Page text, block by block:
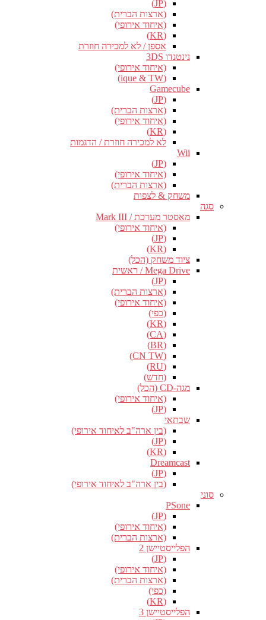
(JP)
(ארצות הברית)
(איחוד אירופי)
(KR)
אספן / לא למכירה חוזרת
נינטנדו 3DS
(איחוד אירופי)
(ique & TW)
Gamecube
(JP)
(ארצות הברית)
(איחוד אירופי)
(KR)
לא למכירה חוזרת / הדגמות
Wii
(JP)
(איחוד אירופי)
(ארצות הברית)
משחק & לצפות
סגה
מאסטר מערכת / Mark III
(איחוד אירופי)
(JP)
(KR)
ציוד משחק (הכל)
Mega Drive / ראשית
(JP)
(ארצות הברית)
(איחוד אירופי)
(כפי)
(KR)
(CA)
(BR)
(CN TW)
(RU)
(חדש)
מגה-CD (הכל)
(איחוד אירופי)
(JP)
שבתאי
(בין ארה"ב לאיחוד אירופי)
(JP)
(KR)
Dreamcast
(JP)
(בין ארה"ב לאיחוד אירופי)
סוני
PSone
(JP)
(איחוד אירופי)
(ארצות הברית)
הפלייסטיישן 2
(JP)
(איחוד אירופי)
(ארצות הברית)
(כפי)
(KR)
הפלייסטיישן 3